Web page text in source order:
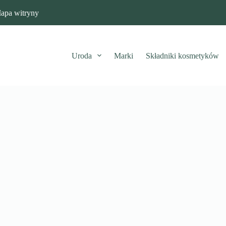
witryny
Uroda Marki Składniki kosmetyków